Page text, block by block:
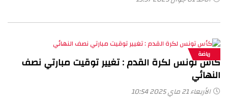
رياضة
كأس تونس لكرة القدم : تغيير توقيت مبارتي نصف
النهائي
الأربعاء 21 ماي 2025 10:54